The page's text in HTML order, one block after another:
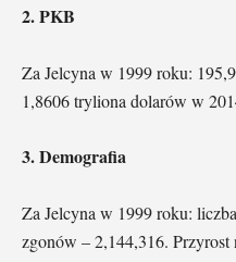
2. PKB
Za Jelcyna w 1999 roku:
1,8606 tryliona dolarów w
3. Demografia
Za Jelcyna w 1999 roku:
zgonów – 2,144,316.